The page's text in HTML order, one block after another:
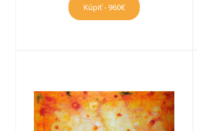
Kúpiť - 960€